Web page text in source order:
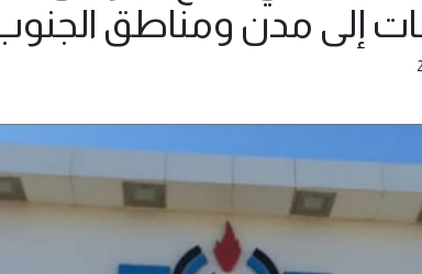
إلى مدن ومناطق